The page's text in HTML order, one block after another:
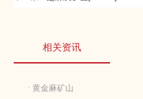
相关资讯
· 黄金麻矿山